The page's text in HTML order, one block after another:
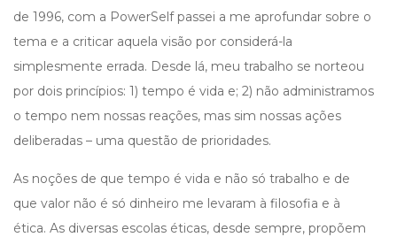
de 1996, com a PowerSelf passei a me aprofundar sobre o
tema e a criticar aquela visão por considerá-la
simplesmente errada. Desde lá, meu trabalho se norteou
por dois princípios: 1) tempo é vida e; 2) não administramos
o tempo nem nossas reações, mas sim nossas ações
deliberadas – uma questão de prioridades.
As noções de que tempo é vida e não só trabalho e de
que valor não é só dinheiro me levaram à filosofia e à
ética. As diversas escolas éticas, desde sempre, propõem